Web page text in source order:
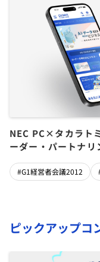
NEC PC×タカラト
ーダー・パートナ
#G1経営者会議2012
ピックアップコ